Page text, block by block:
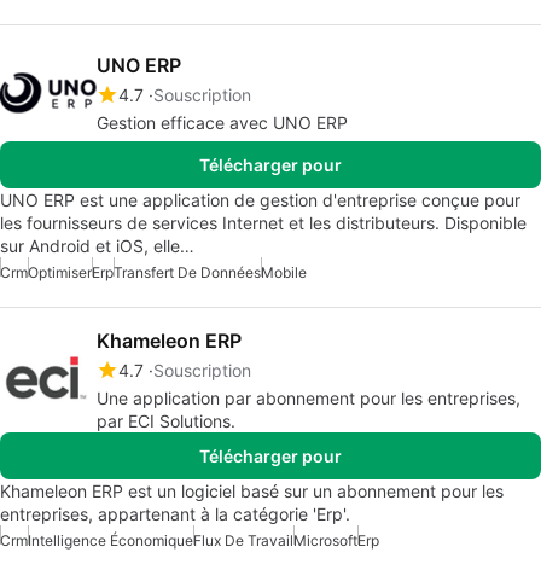
UNO ERP
4.7 Souscription
Gestion efficace avec UNO ERP
Télécharger pour
UNO ERP est une application de gestion d'entreprise conçue pour
les fournisseurs de services Internet et les distributeurs. Disponible
sur Android et iOS, elle…
CrmOptimiserErpTransfert De DonnéesMobile
Khameleon ERP
4.7 Souscription
Une application par abonnement pour les entreprises,
par ECI Solutions.
Télécharger pour
Khameleon ERP est un logiciel basé sur un abonnement pour les
entreprises, appartenant à la catégorie 'Erp'.
CrmIntelligence ÉconomiqueFlux De TravailMicrosoftErp